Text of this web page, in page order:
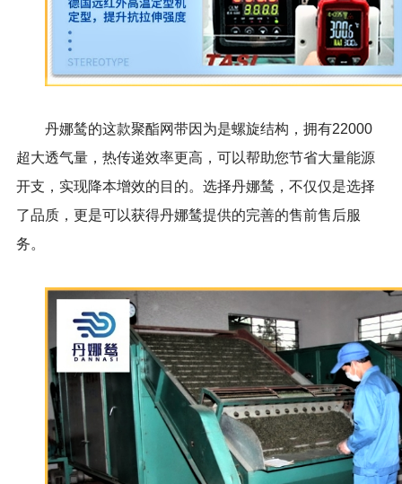
丹娜鸶的这款聚酯网带因为是螺旋结构，拥有22000
超大透气量，热传递效率更高，可以帮助您节省大量能源
开支，实现降本增效的目的。选择丹娜鸶，不仅仅是选择
了品质，更是可以获得丹娜鸶提供的完善的售前售后服
务。